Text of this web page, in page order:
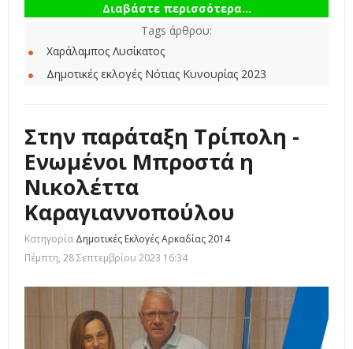
Διαβάστε περισσότερα...
Tags άρθρου:
Χαράλαμπος Λυσίκατος
Δημοτικές εκλογές Νότιας Κυνουρίας 2023
Στην παράταξη Τρίπολη -
Ενωμένοι Μπροστά η
Νικολέττα
Καραγιαννοπούλου
Κατηγορία Δημοτικές Εκλογές Αρκαδίας 2014
Πέμπτη, 28 Σεπτεμβρίου 2023 16:34